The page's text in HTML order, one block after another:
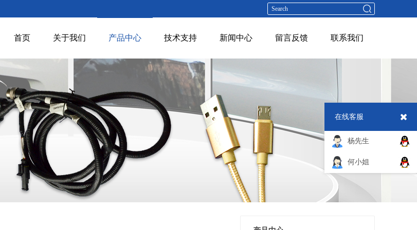
首页 关于我们 产品中心 技术支持 新闻中心 留言反馈 联系我们
在线客服
杨先生
何小姐